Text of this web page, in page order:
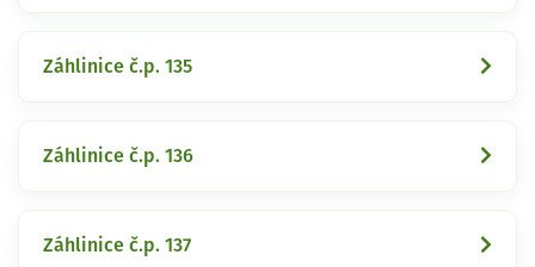
Záhlinice č.p. 135
Záhlinice č.p. 136
Záhlinice č.p. 137